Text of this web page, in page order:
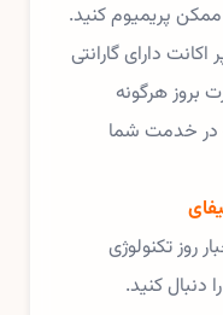
پریمیوم کنید.
دارای گارانتی
هرگونه
در خدمت شما
روز تکنولوژی
دنبال کنید.